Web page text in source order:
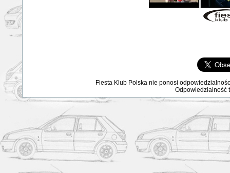
Fiesta Klub Polska nie ponosi
Odpowiedzialność